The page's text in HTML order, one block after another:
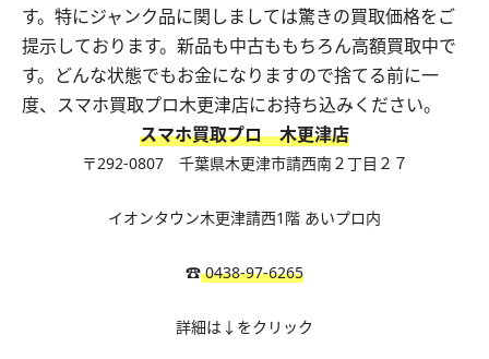
す。特にジャンク品に関しましては驚きの買取価格をご
提示しております。新品も中古ももちろん高額買取中で
す。どんな状態でもお金になりますので捨てる前に一
度、スマホ買取プロ木更津店にお持ち込みください。
スマホ買取プロ 木更津店
〒292-0807 千葉県木更津市請西南２丁目２７
イオンタウン木更津請西1階 あいプロ内
☎︎ 0438-97-6265
詳細は↓をクリック